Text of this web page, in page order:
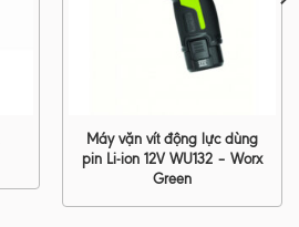
Máy vặn vít động lực dùng
pin Li-ion 12V WU132 – Worx
Green